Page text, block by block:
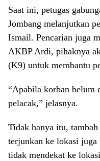
Saat ini, petugas
Jombang melanjutkan
Ismail. Pencarian juga
AKBP Ardi, pihaknya
(K9) untuk membantu
“Apabila korban belum
pelacak,” jelasnya.
Tidak hanya itu,
terjunkan ke lokasi juga
tidak mendekat ke